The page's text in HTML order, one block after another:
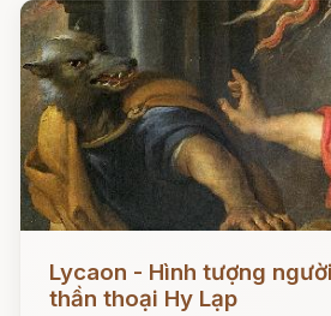
Lycaon - Hình tượng
thần thoại Hy Lạp